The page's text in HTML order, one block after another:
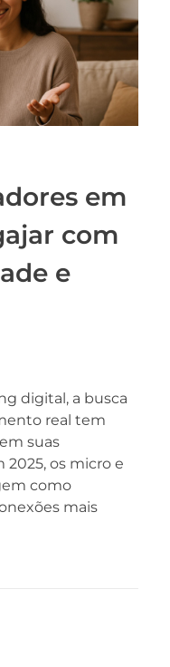
em
com
e
digital, a busca
real tem
suas
os micro e
como
mais